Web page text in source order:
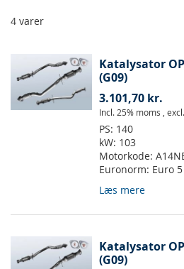
4 varer
Katalysator
(G09)
3.101,70 kr.
Incl. 25% moms , excl.
PS: 140
kW: 103
Motorkode:
Euronorm: Euro 5
Læs mere
Katalysator
(G09)